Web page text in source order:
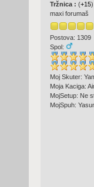
Tržnica : (+15)
maxi forumaš
Postova: 1309
Spol:
Moj Skuter:
Moja Kaciga:
MojSetup: Ne
MojSpuh: